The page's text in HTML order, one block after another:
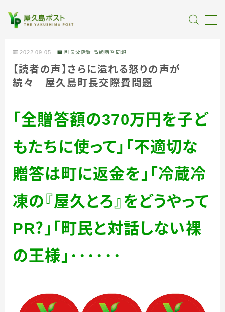
全記事カテゴリー
2022.09.05 町長交際費 高額贈答問題
【読者の声】さらに溢れる怒りの声が
続々 屋久島町長交際費問題
「全贈答額の370万円を子ど
もたちに使って」「不適切な
贈答は町に返金を」「冷蔵冷
凍の『屋久とろ』をどうやって
PR？」「町民と対話しない裸
の王様」･･････